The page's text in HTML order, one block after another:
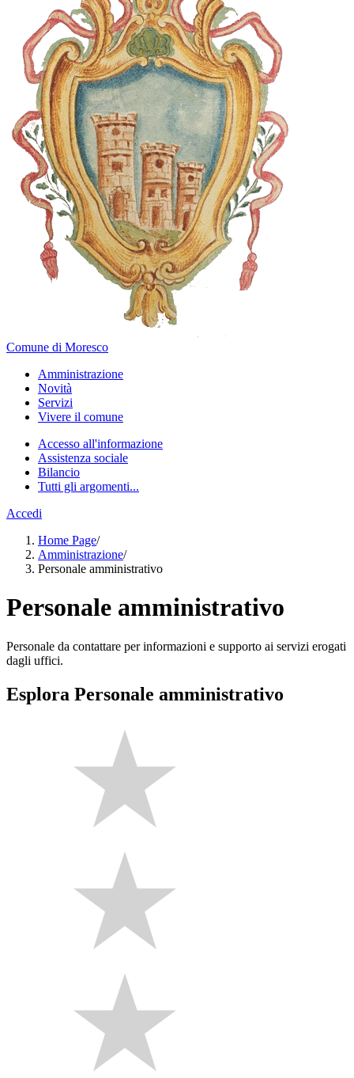
Comune di Moresco
Amministrazione
Novità
Servizi
Vivere il comune
Accesso all'informazione
Assistenza sociale
Bilancio
Tutti gli argomenti...
Accedi
Home Page/
Amministrazione/
Personale amministrativo
Personale amministrativo
Personale da contattare per informazioni e supporto ai servizi erogati
dagli uffici.
Esplora Personale amministrativo